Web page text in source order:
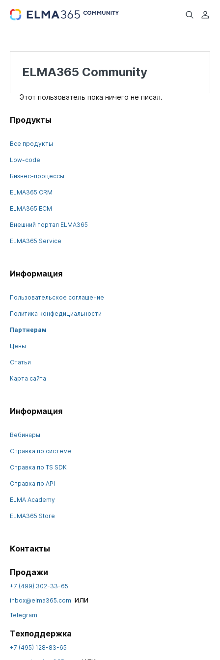
...
ELMA365 Community
Этот пользователь пока ничего не писал.
Продукты
Все продукты
Low-code
Бизнес-процессы
ELMA365 CRM
ELMA365 ECM
Внешний портал ELMA365
ELMA365 Service
Информация
Пользовательское соглашение
Политика конфедициальности
Партнерам
Цены
Статьи
Карта сайта
Информация
Вебинары
Справка по системе
Справка по TS SDK
Справка по API
ELMA Academy
ELMA365 Store
Контакты
Продажи
+7 (499) 302-33-65
inbox@elma365.com или
Telegram
Техподдержка
+7 (495) 128-83-65